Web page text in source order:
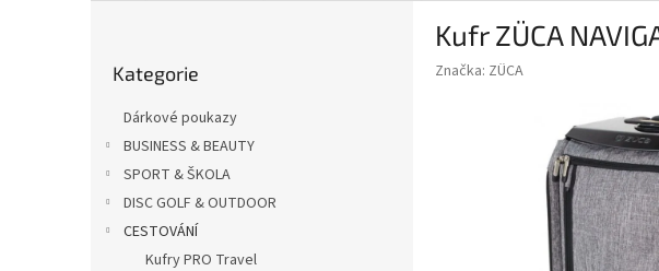
kategorie
Kategorie
Dárkové poukazy
BUSINESS & BEAUTY
SPORT & ŠKOLA
DISC GOLF & OUTDOOR
CESTOVÁNÍ
Kufry PRO Travel
Kufr ZÜCA
Značka: ZÜCA